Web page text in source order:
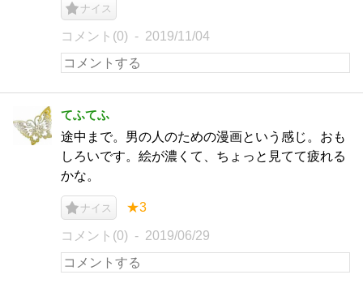
ナイス
コメント(0) 2019/11/04
てふてふ
途中まで。男の人のための漫画という感じ。おも
しろいです。絵が濃くて、ちょっと見てて疲れる
かな。
ナイス ★3
コメント(0) 2019/06/29